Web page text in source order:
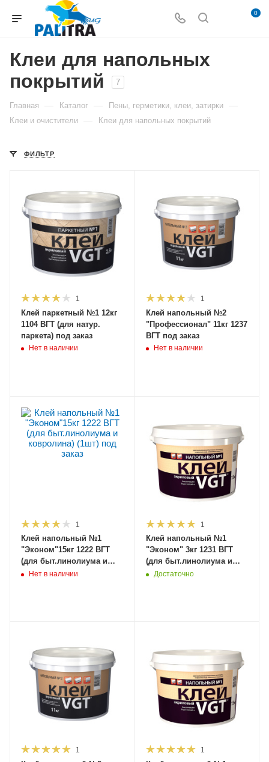
0
Клеи для напольных
покрытий
7
Главная — Каталог — Пены, герметики, клеи, затирки —
Клеи и очистители — Клеи для напольных покрытий
ФИЛЬТР
1
Клей паркетный №1 12кг
1104 ВГТ (для натур.
паркета) под заказ
Нет в наличии
1
Клей напольный №2
"Профессионал" 11кг 1237
ВГТ под заказ
Нет в наличии
1
Клей напольный №1
"Эконом"15кг 1222 ВГТ
(для быт.линолиума и
ковролина) (1шт) под
Нет в наличии
1
Клей напольный №1
"Эконом" 3кг 1231 ВГТ
(для быт.линолиума и
ковролина) (4шт) под
Достаточно
1 1